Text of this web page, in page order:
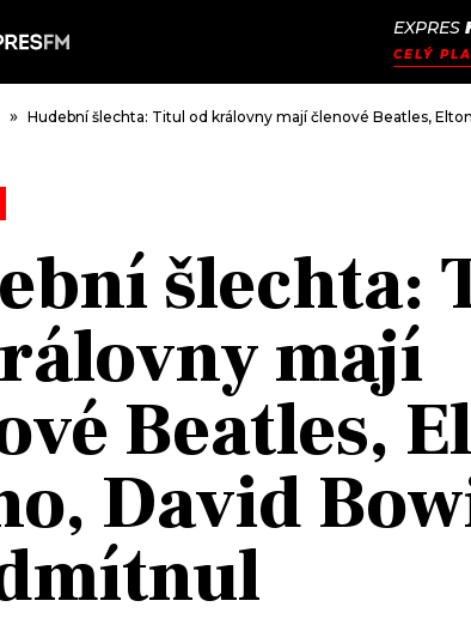
EXPRES
CELÝ
TRENDY
MIX
OSTATNÍ
Hudební šlechta: Titul od královny mají členové Beatles,
šlechta:
mají
Beatles,
David